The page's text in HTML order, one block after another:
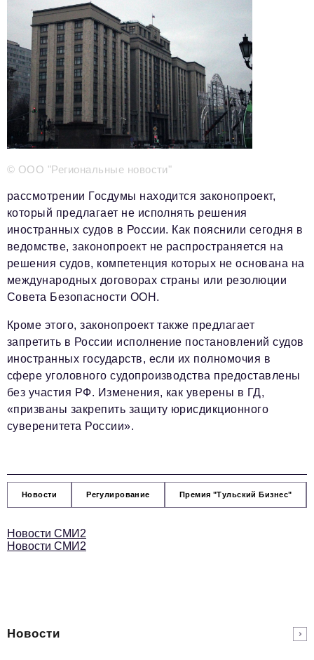
Телефон редакции:+7 495 727-01-67
Электронные почты редакции:
Информационный отдел
info@business-magazine.online
Отдел рекламы
reklama@business-magazine.online
Отдел распространения/редакционная подписка
podpiska@business-magazine.online
Отдел по работе с партнерами
© ООО "Региональные новости"
рассмотрении Госдумы находится законопроект,
который предлагает не исполнять решения
иностранных судов в России. Как пояснили сегодня в
ведомстве, законопроект не распространяется на
решения судов, компетенция которых не основана на
международных договорах страны или резолюции
Совета Безопасности ООН.
Кроме этого, законопроект также предлагает
запретить в России исполнение постановлений судов
иностранных государств, если их полномочия в
сфере уголовного судопроизводства предоставлены
без участия РФ. Изменения, как уверены в ГД,
«призваны закрепить защиту юрисдикционного
суверенитета России».
Новости Регулирование Премия "Тульский Бизнес"
Новости СМИ2
Новости СМИ2
Новости